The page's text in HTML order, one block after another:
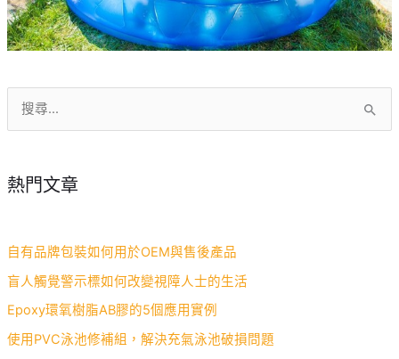
鍵
熱門文章
自有品牌包裝如何用於OEM與售後產品
盲人觸覺警示標如何改變視障人士的生活
Epoxy環氧樹脂AB膠的5個應用實例
使用PVC泳池修補組，解決充氣泳池破損問題